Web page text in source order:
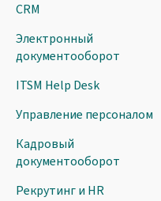
CRM
Электронный
документооборот
ITSM Help Desk
Управление персоналом
Кадровый
документооборот
Рекрутинг и HR